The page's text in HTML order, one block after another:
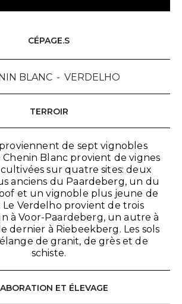
CÉPAGE.S
BLANC VERDELHO
TERROIR
proviennent de sept vignobles
Chenin Blanc provient de vignes
sur quatre sites: deux
anciens du Paardeberg, un du
et un vignoble plus jeune de
Le Verdelho provient de trois
à Voor-Paardeberg, un autre à
dernier à Riebeekberg. Les sols
de granit, de grès et de
schiste.
ET ÉLEVAGE